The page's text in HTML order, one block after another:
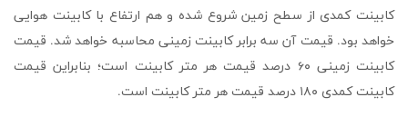
کابینت کمدی از سطح زمین شروع شده و هم ارتفاع با کابینت هوایی
خواهد بود. قیمت آن سه برابر کابینت زمینی محاسبه خواهد شد. قیمت
کابینت زمینی ۶۰ درصد قیمت هر متر کابینت است؛ بنابراین قیمت
کابینت کمدی ۱۸۰ درصد قیمت هر متر کابینت است.